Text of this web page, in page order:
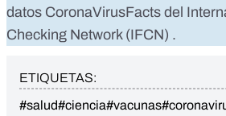
datos CoronaVirusFacts del
Checking Network (IFCN) .
ETIQUETAS:
#salud#ciencia#vacunas